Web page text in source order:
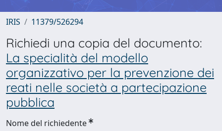
IRIS 11379/526294
Richiedi una copia del documento:
La specialità del modello
organizzativo per la prevenzione dei
reati nelle società a partecipazione
pubblica
Nome del richiedente